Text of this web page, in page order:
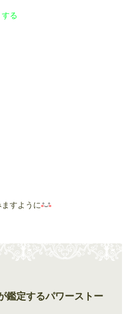
る
すように
鑑定するパワーストー